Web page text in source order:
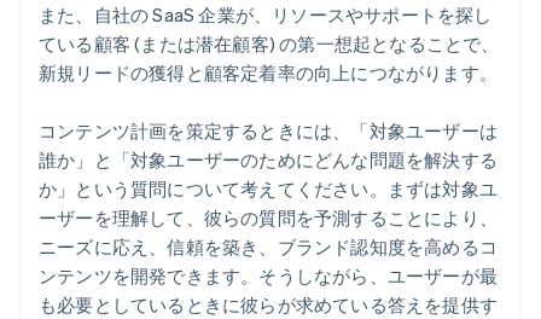
また、自社の SaaS 企業が、リソースやサポートを探し
ている顧客 (または潜在顧客) の第一想起となることで、
新規リードの獲得と顧客定着率の向上につながります。
コンテンツ計画を策定するときには、「対象ユーザーは
誰か」と「対象ユーザーのためにどんな問題を解決する
か」という質問について考えてください。まずは対象ユ
ーザーを理解して、彼らの質問を予測することにより、
ニーズに応え、信頼を築き、ブランド認知度を高めるコ
ンテンツを開発できます。そうしながら、ユーザーが最
も必要としているときに彼らが求めている答えを提供す